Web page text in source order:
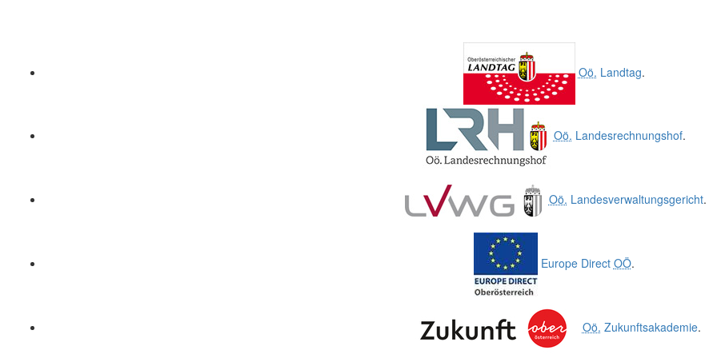
Oö. Landtag.
Oö. Landesrechnungshof.
Oö. Landesverwaltungsgericht.
Europe Direct OÖ.
Oö. Zukunftsakademie.